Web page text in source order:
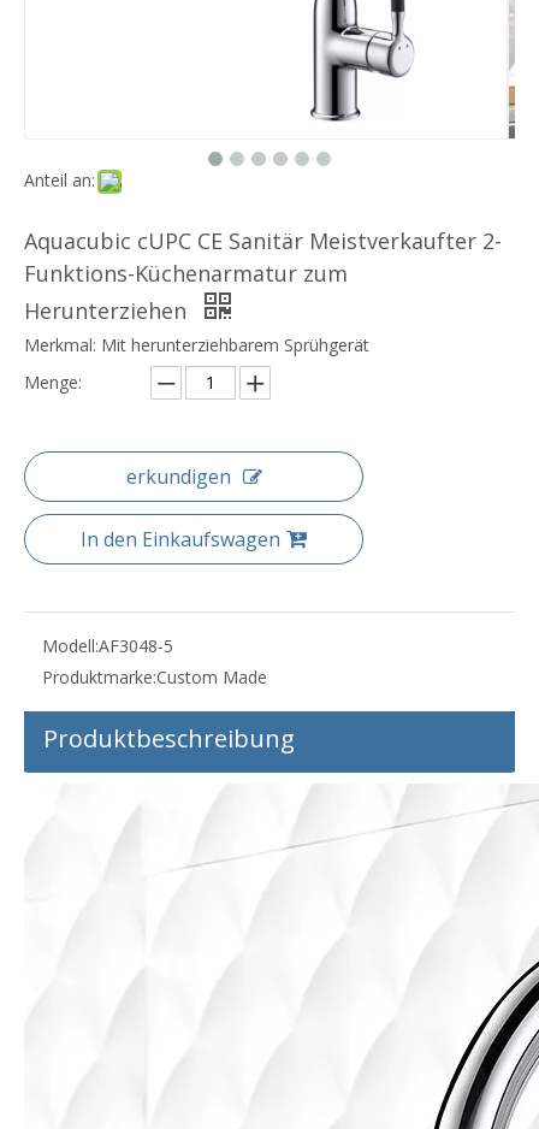
Anteil an:
Aquacubic cUPC CE Sanitär Meistverkaufter 2-
Funktions-Küchenarmatur zum
Herunterziehen
Merkmal: Mit herunterziehbarem Sprühgerät
Menge:
erkundigen
In den Einkaufswagen
Modell:AF3048-5
Produktmarke:Custom Made
Produktbeschreibung